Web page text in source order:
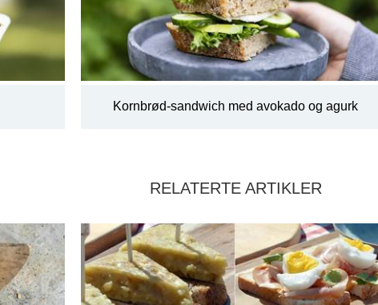
Kornbrød-sandwich med avokado og agurk
RELATERTE ARTIKLER